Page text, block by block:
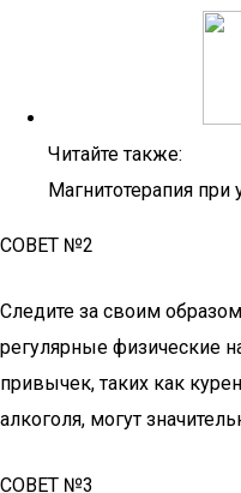
Читайте также:
Магнитотерапия при
СОВЕТ №2
Следите за своим
регулярные физические
привычек, таких как
алкоголя, могут
СОВЕТ №3